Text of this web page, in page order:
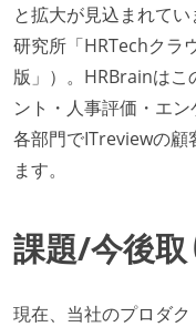
と拡大が見込まれて
研究所「HRTechクラ
版」）。HRBrainはこ
ント・人事評価・エ
各部門でITreviewの顧
ます。
課題/今後
現在、当社のプロダ